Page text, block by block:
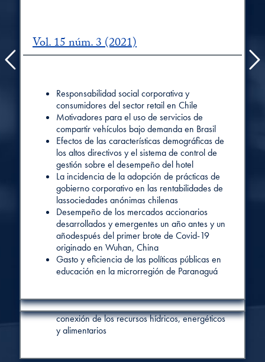
Previous
Vol. 15 núm. 3 (2021)
Responsabilidad social corporativa y
consumidores del sector retail en Chile
Motivadores para el uso de servicios de
compartir vehículos bajo demanda en Brasil
Efectos de las características demográficas de
los altos directivos y el sistema de control de
gestión sobre el desempeño del hotel
La incidencia de la adopción de prácticas de
gobierno corporativo en las rentabilidades de
lassociedades anónimas chilenas
Desempeño de los mercados accionarios
desarrollados y emergentes un año antes y un
añodespués del primer brote de Covid-19
originado en Wuhan, China
Gasto y eficiencia de las políticas públicas en
educación en la microrregión de Paranaguá
Vol. 16 núm. 1 (2022)
Preferencias de política comercial en tiempos
de incertidumbre: el caso de las empresas
exportadoras en Uruguay
Género e igualdad en Latinoamérica-Caribe;
evolución 2006-2021. Recomendaciones
estratégicas.
Análisis de la competitividad del aguacate
mexicano para la exportación a Estados
Unidos
La gestión del circulante y rentabilidad en el
sector de la conserva pesquera en España
La concentración bancaria, medida a través
de diversos indicadores. Caso peruano
Implicaciones de la reputación de
responsabilidad social corporativa para el
compromiso organizacional: el papel
Vol. 16 núm. 2 (2022)
Conectividad de los mercados financieros
latinoamericanos y estadounidense: Un
enfoque de dominio de frecuencia
Resultados de la política de atracción de
Inversión exterior directa en América latina y
Caribe: el caso de la República dominicana
Una aplicación time-varying del modelo de
cinco factores de fama & rrench para medir el
desempeño de los mercados accionarios
desarrollados en tiempos del Covid-19
Influencia del compromiso y de la experiencia
del consumidor en la creación de valor de
marca del comercio detallista
Una mirada a la competitividad de los
principales productos agrícolas de exportación
holandesa
estudiantes de ciencias contables sobre la
conexión de los recursos hídricos, energéticos
y alimentarios